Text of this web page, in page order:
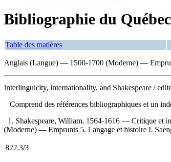
Bibliographie du Québec
Table des matières
Anglais (Langue) — 1500-1700 (Moderne) —
Interlinguicity, internationality, and Shakespeare /
Comprend des références bibliographiques et un
1. Shakespeare, William, 1564-1616 — Critique et
(Moderne) — Emprunts 5. Langage et histoire I.
822.3/3